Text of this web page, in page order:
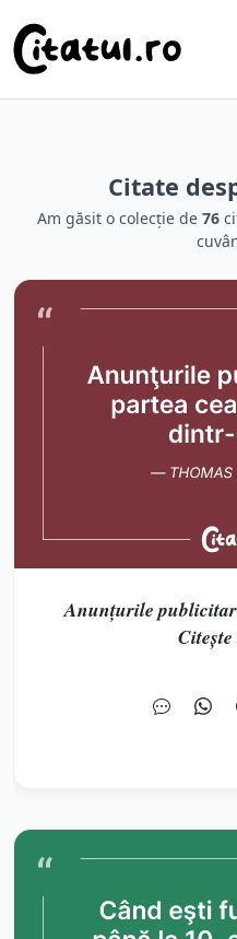
Citate
Am găsit o colecție de 76
Anunţurile